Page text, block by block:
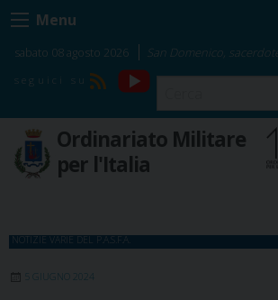
Skip
to
content
Menu
sabato 08 agosto 2026 San Domenico, sacerdote
RSS
YouTube
Ordinariato Militare
per l'Italia
NOTIZIE VARIE DEL P.A.S.F.A.
5 GIUGNO 2024